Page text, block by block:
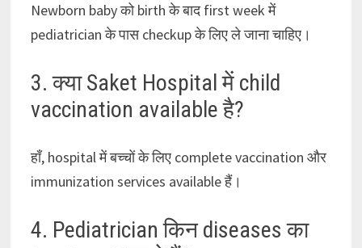
Newborn baby को birth के बाद first week में
pediatrician के पास checkup के लिए ले जाना चाहिए।
3. क्या Saket Hospital में child
vaccination available है?
हाँ, hospital में बच्चों के लिए complete vaccination और
immunization services available हैं।
4. Pediatrician किन diseases का